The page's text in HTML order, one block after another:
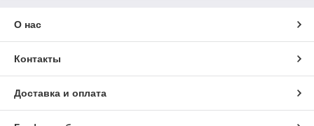
О нас
Контакты
Доставка и оплата